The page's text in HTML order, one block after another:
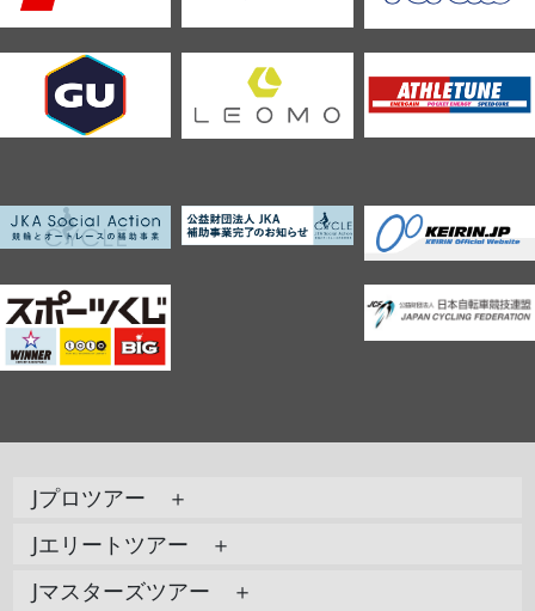
Jプロツアー ＋
Jエリートツアー ＋
Jマスターズツアー ＋